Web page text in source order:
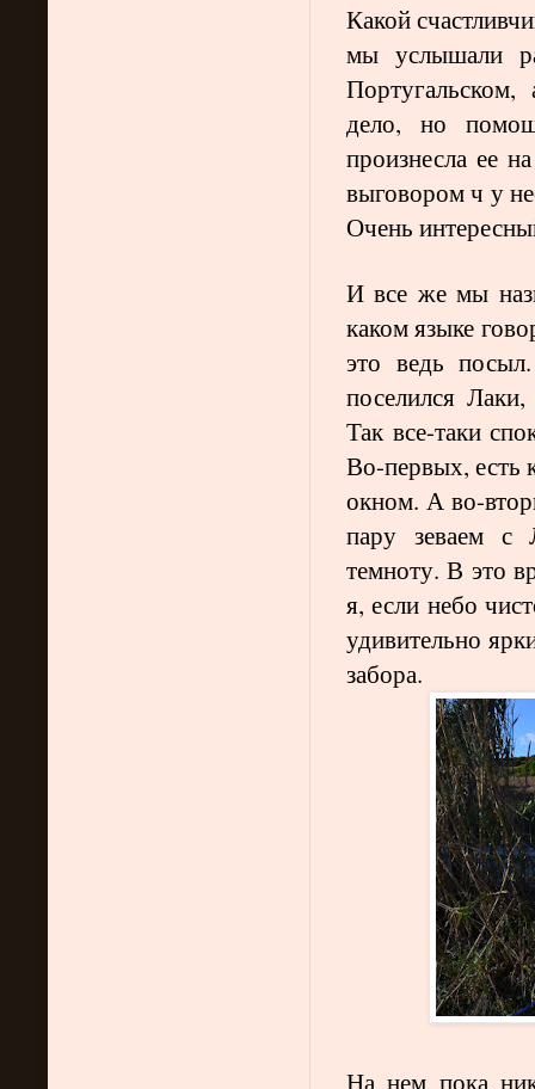
Какой
мы услышали
дело, но
произнесла ее
выговором ч у
Очень
И все же мы
каком языке
это ведь
поселился
Так все-таки
Во-первых, есть
окном. А во-
пару зеваем
темноту. В это
я, если небо
удивительно
забора.
На нем пока